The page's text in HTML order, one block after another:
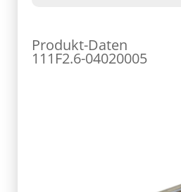
Produkt-Daten
111F2.6-04020005